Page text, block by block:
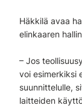
Häkkilä avaa
elinkaaren
– Jos
voi esimerkiksi
suunnittelulle,
laitteiden